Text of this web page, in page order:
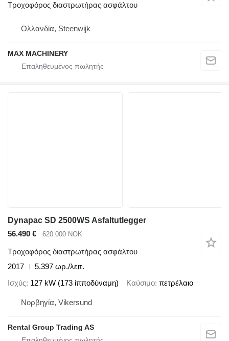
Τροχοφόρος διαστρωτήρας ασφάλτου
Ολλανδία, Steenwijk
MAX MACHINERY
Dynapac SD 2500WS Asfaltutlegger
56.490 €
620.000 NOK
Τροχοφόρος διαστρωτήρας ασφάλτου
2017
5.397 ωρ./λειτ.
Ισχύς 127 kW (173 ίπποδύναμη) Καύσιμο πετρέλαιο
Νορβηγία, Vikersund
Rental Group Trading AS